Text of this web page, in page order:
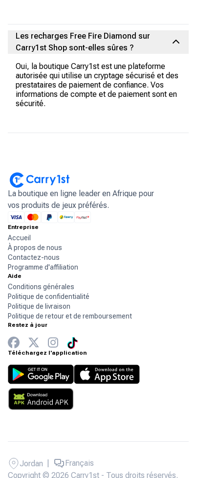
Les recharges Free Fire Diamond sur
Carry1st Shop sont-elles sûres ?
Oui, la boutique Carry1st est une plateforme
autorisée qui utilise un cryptage sécurisé et des
prestataires de paiement de confiance. Vos
informations de compte et de paiement sont en
sécurité.
La boutique en ligne leader en Afrique pour
vos produits de jeux préférés.
Entreprise
Accueil
À propos de nous
Contactez-nous
Programme d'affiliation
Aide
Conditions générales
Politique de confidentialité
Politique de livraison
Politique de retour et de remboursement
Restez à jour
Téléchargez l'application
Copyright © 2026 Carry1st - Tous droits réservés.
Jordan Français